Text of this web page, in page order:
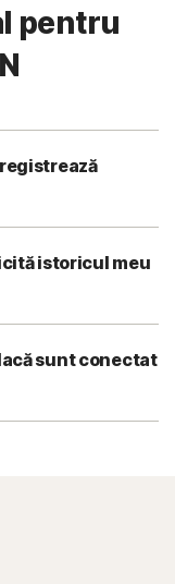
pentru
istoricul meu
sunt conectat